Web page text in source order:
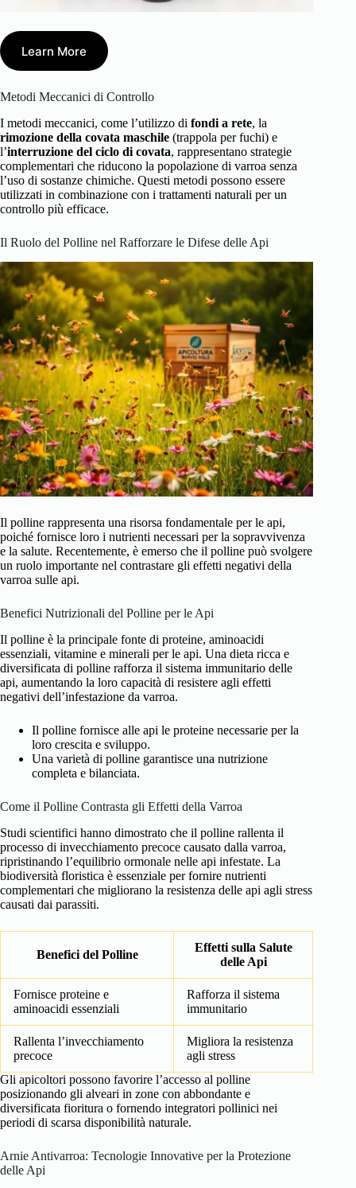
Learn More
Metodi Meccanici di Controllo
I metodi meccanici, come l’utilizzo di fondi a rete, la
rimozione della covata maschile (trappola per fuchi) e
l’interruzione del ciclo di covata, rappresentano strategie
complementari che riducono la popolazione di varroa senza
l’uso di sostanze chimiche. Questi metodi possono essere
utilizzati in combinazione con i trattamenti naturali per un
controllo più efficace.
Il Ruolo del Polline nel Rafforzare le Difese delle Api
Il polline rappresenta una risorsa fondamentale per le api,
poiché fornisce loro i nutrienti necessari per la sopravvivenza
e la salute. Recentemente, è emerso che il polline può svolgere
un ruolo importante nel contrastare gli effetti negativi della
varroa sulle api.
Benefici Nutrizionali del Polline per le Api
Il polline è la principale fonte di proteine, aminoacidi
essenziali, vitamine e minerali per le api. Una dieta ricca e
diversificata di polline rafforza il sistema immunitario delle
api, aumentando la loro capacità di resistere agli effetti
negativi dell’infestazione da varroa.
Il polline fornisce alle api le proteine necessarie per la
loro crescita e sviluppo.
Una varietà di polline garantisce una nutrizione
completa e bilanciata.
Come il Polline Contrasta gli Effetti della Varroa
Studi scientifici hanno dimostrato che il polline rallenta il
processo di invecchiamento precoce causato dalla varroa,
ripristinando l’equilibrio ormonale nelle api infestate. La
biodiversità floristica è essenziale per fornire nutrienti
complementari che migliorano la resistenza delle api agli stress
causati dai parassiti.
Benefici del Polline
Effetti sulla Salute
delle Api
Fornisce proteine e
aminoacidi essenziali
Rafforza il sistema
immunitario
Rallenta l’invecchiamento
precoce
Migliora la resistenza
agli stress
Gli apicoltori possono favorire l’accesso al polline
posizionando gli alveari in zone con abbondante e
diversificata fioritura o fornendo integratori pollinici nei
periodi di scarsa disponibilità naturale.
Arnie Antivarroa: Tecnologie Innovative per la Protezione
delle Api